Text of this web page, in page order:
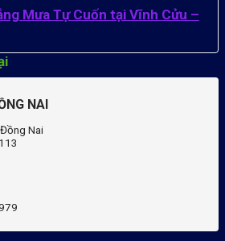
Mưa Tự Cuốn tại Vĩnh Cửu –
NAI
Nai